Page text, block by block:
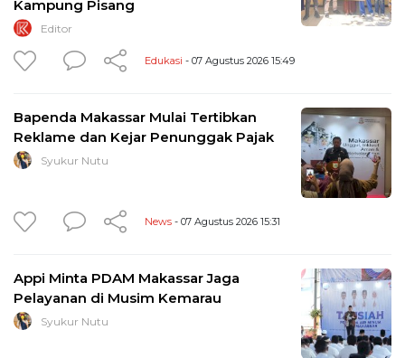
Kampung Pisang
Editor
Edukasi - 07 Agustus 2026 15:49
Bapenda Makassar Mulai Tertibkan
Reklame dan Kejar Penunggak Pajak
Syukur Nutu
News - 07 Agustus 2026 15:31
Appi Minta PDAM Makassar Jaga
Pelayanan di Musim Kemarau
Syukur Nutu